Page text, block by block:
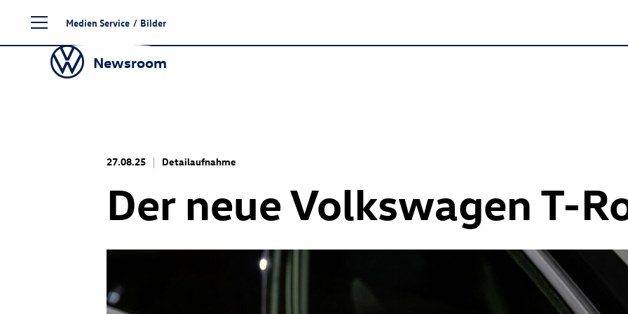
Seiteninhalt
springen
Medien Service / Bilder
Newsroom
27.08.25 Detailaufnahme
Der neue Volkswagen T-